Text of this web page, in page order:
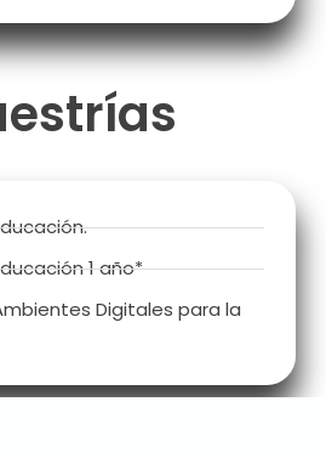
1 año*
Digitales para la